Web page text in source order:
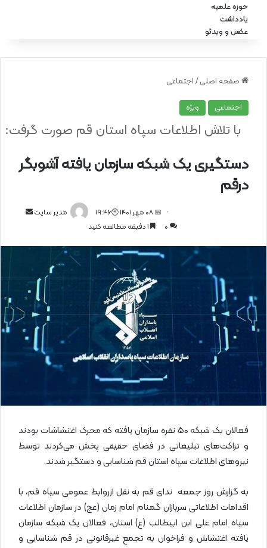
حوزه علمیه
یادداشت
عکس و ویدئو
صفحه اصلی / اجتماعی
اجتماعی ویژه
دستگیری یک شبکه سازمان یافته آشوبگر
درقم
با تلاش اطلاعات سپاه استان قم صورت گرفت:
مدیر سایت
ی
م
ی
ل
📅 08 مهر 1401 🕙19:46
0
فعالان یک شبکه ۵۰ نفره سازمان یافته که محرک اغتشاشات بودند
و تراکت‌های تبلیغاتی در فضای حقیقی پخش می‌کردند توسط
نیروهای اطلاعات سپاه استان قم شناسایی و دستگیر شدند.
به گزارش روز جمعه ندای قم به نقل ازروابط عمومی سپاه قم، با
اقدامات اطلاعاتی سربازان گمنام امام زمان (عج) در سازمان اطلاعات
سپاه امام علی ابن ابیطالب (ع) استان، فعالان یک شبکه سازمان
یافته اغتشاش و فراخوان به تجمع غیرقانونی در قم شناسایی و